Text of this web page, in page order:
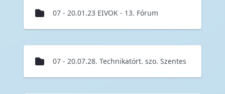
07 - 20.01.23 EIVOK - 13. Fórum
07 - 20.07.28. Technikatört. szo. Szentes